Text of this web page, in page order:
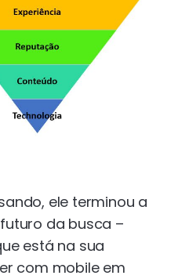
ele terminou a
da busca –
está na sua
com mobile em